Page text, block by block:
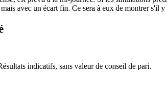
avec un écart fin. Ce sera à eux de montrer s'il
indicatifs, sans valeur de conseil de pari.